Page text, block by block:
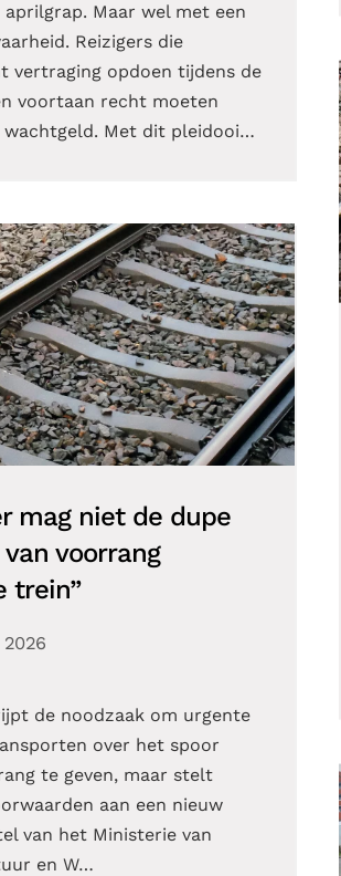
aprilgrap. Maar wel met een
Reizigers die
vertraging opdoen tijdens de
voortaan recht moeten
wachtgeld. Met dit pleidooi…
mag niet de dupe
voorrang
trein”
de noodzaak om urgente
over het spoor
te geven, maar stelt
aan een nieuw
van het Ministerie van
en W…